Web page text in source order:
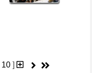
10]